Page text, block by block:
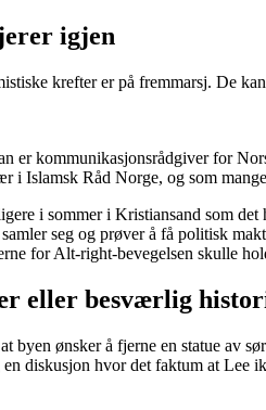
igjen
krefter er på fremmarsj. De
er kommunikasjonsrådgiver for
i Islamsk Råd Norge, og som
i sommer i Kristiansand som
seg og prøver å få politisk
for Alt-right-bevegelsen skulle
eller besværlig
byen ønsker å fjerne en statue av
diskusjon hvor det faktum at Lee